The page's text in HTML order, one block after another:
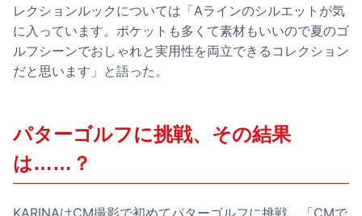
レクションルックについては「Aラインのシルエットが気
に入っています。ポケットも多くて素材もいいので夏のゴ
ルフシーンでおしゃれと実用性を両立できるコレクション
だと思います」と語った。
パターゴルフに挑戦、その結果
は……？